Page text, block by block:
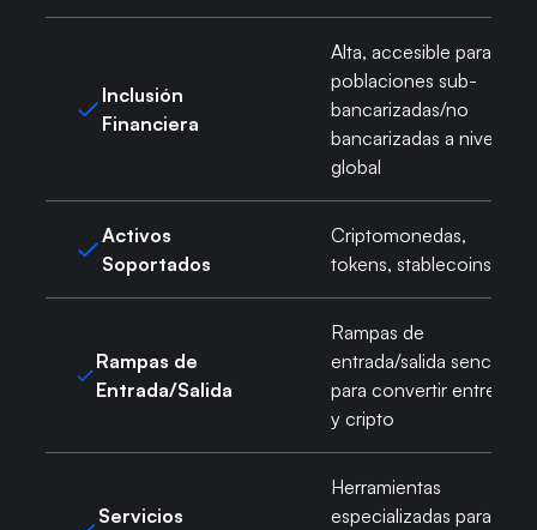
Inclusión
Financiera
Alta, accesible para
poblaciones sub-
bancarizadas/no
bancarizadas a nivel
global
Activos
Soportados
Criptomonedas,
tokens, stablecoins
Rampas de
Entrada/Salida
Rampas de
entrada/salida sencillos
para convertir entre fiat
y cripto
Servicios
Herramientas
especializadas para